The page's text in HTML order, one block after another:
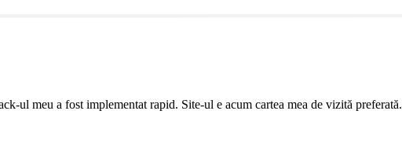
ul meu a fost implementat rapid. Site-ul e acum cartea mea de vizită preferată.